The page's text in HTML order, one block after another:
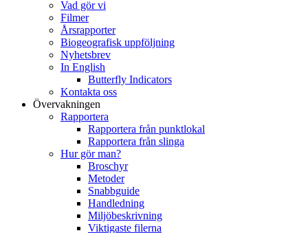
Vad gör vi
Filmer
Årsrapporter
Biogeografisk uppföljning
Nyhetsbrev
In English
Butterfly Indicators
Kontakta oss
Övervakningen
Rapportera
Rapportera från punktlokal
Rapportera från slinga
Hur gör man?
Broschyr
Metoder
Snabbguide
Handledning
Miljöbeskrivning
Viktigaste filerna